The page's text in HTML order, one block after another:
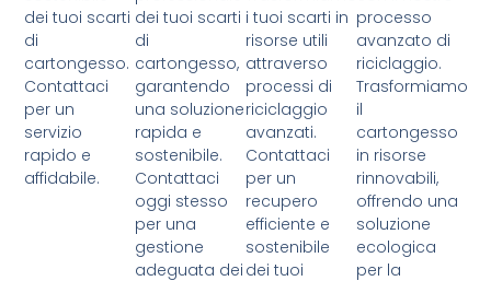
dei tuoi scarti
di
cartongesso.
Contattaci
per un
servizio
rapido e
affidabile.
dei tuoi scarti
di
cartongesso,
garantendo
una soluzione
rapida e
sostenibile.
Contattaci
oggi stesso
per una
gestione
adeguata dei
i tuoi scarti in
risorse utili
attraverso
processi di
riciclaggio
avanzati.
Contattaci
per un
recupero
efficiente e
sostenibile
dei tuoi
processo
avanzato di
riciclaggio.
Trasformiamo
il
cartongesso
in risorse
rinnovabili,
offrendo una
soluzione
ecologica
per la